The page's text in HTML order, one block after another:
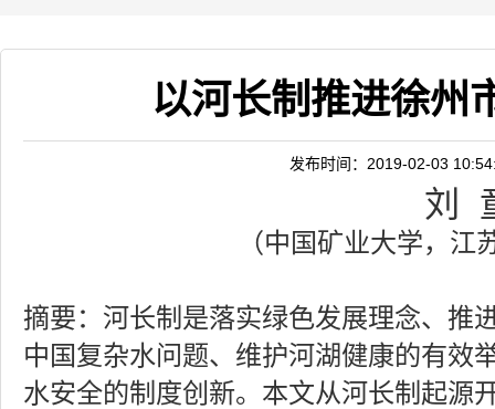
以河长制推进徐州
发布时间：2019-02-03
刘
（中国矿业大学，江
摘要： 河长制是落实绿色发展理念、推
中国复杂水问题、维护河湖健康的有效
水安全的制度创新。本文从河长制起源